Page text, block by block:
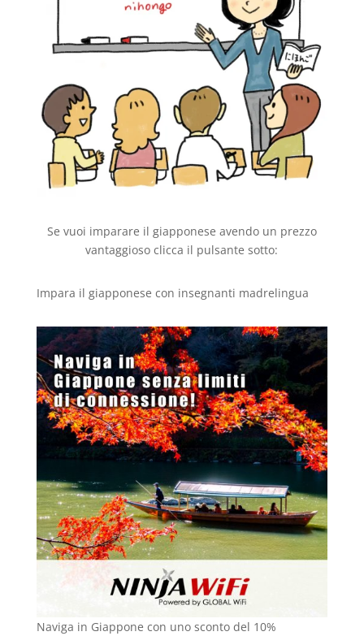
Se vuoi imparare il giapponese avendo un prezzo
vantaggioso clicca il pulsante sotto:
Impara il giapponese con insegnanti madrelingua
Naviga in Giappone con uno sconto del 10%